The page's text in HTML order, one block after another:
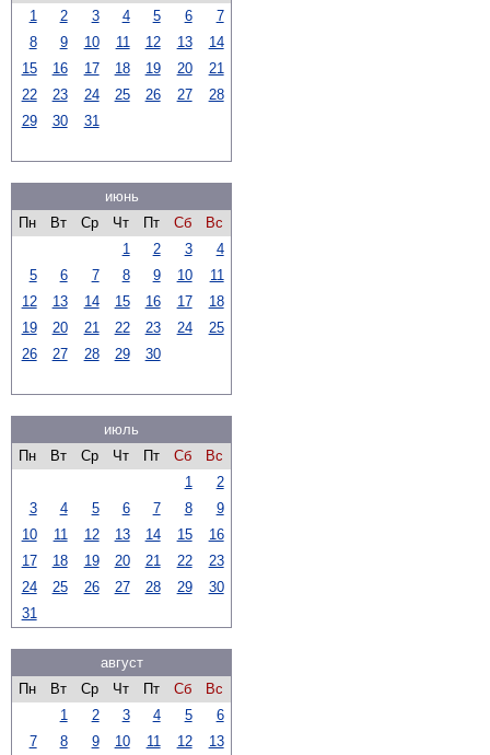
1
2 3 4 5 6
7
8
9 10 11 12 13
14
15
16 17 18 19 20
21
22
23 24 25 26 27
28
29
30 31
июнь
Пн
Вт Ср Чт Пт Сб
Вс
1
2 3
4
5
6 7 8 9 10
11
12
13 14 15 16 17
18
19
20 21 22 23 24
25
26
27 28 29 30
июль
Пн
Вт Ср Чт Пт Сб
Вс
1
2
3
4 5 6 7 8
9
10
11 12 13 14 15
16
17
18 19 20 21 22
23
24
25 26 27 28 29
30
31
август
Пн
Вт Ср Чт Пт Сб
Вс
1
2 3 4 5
6
7
8 9 10 11 12
13